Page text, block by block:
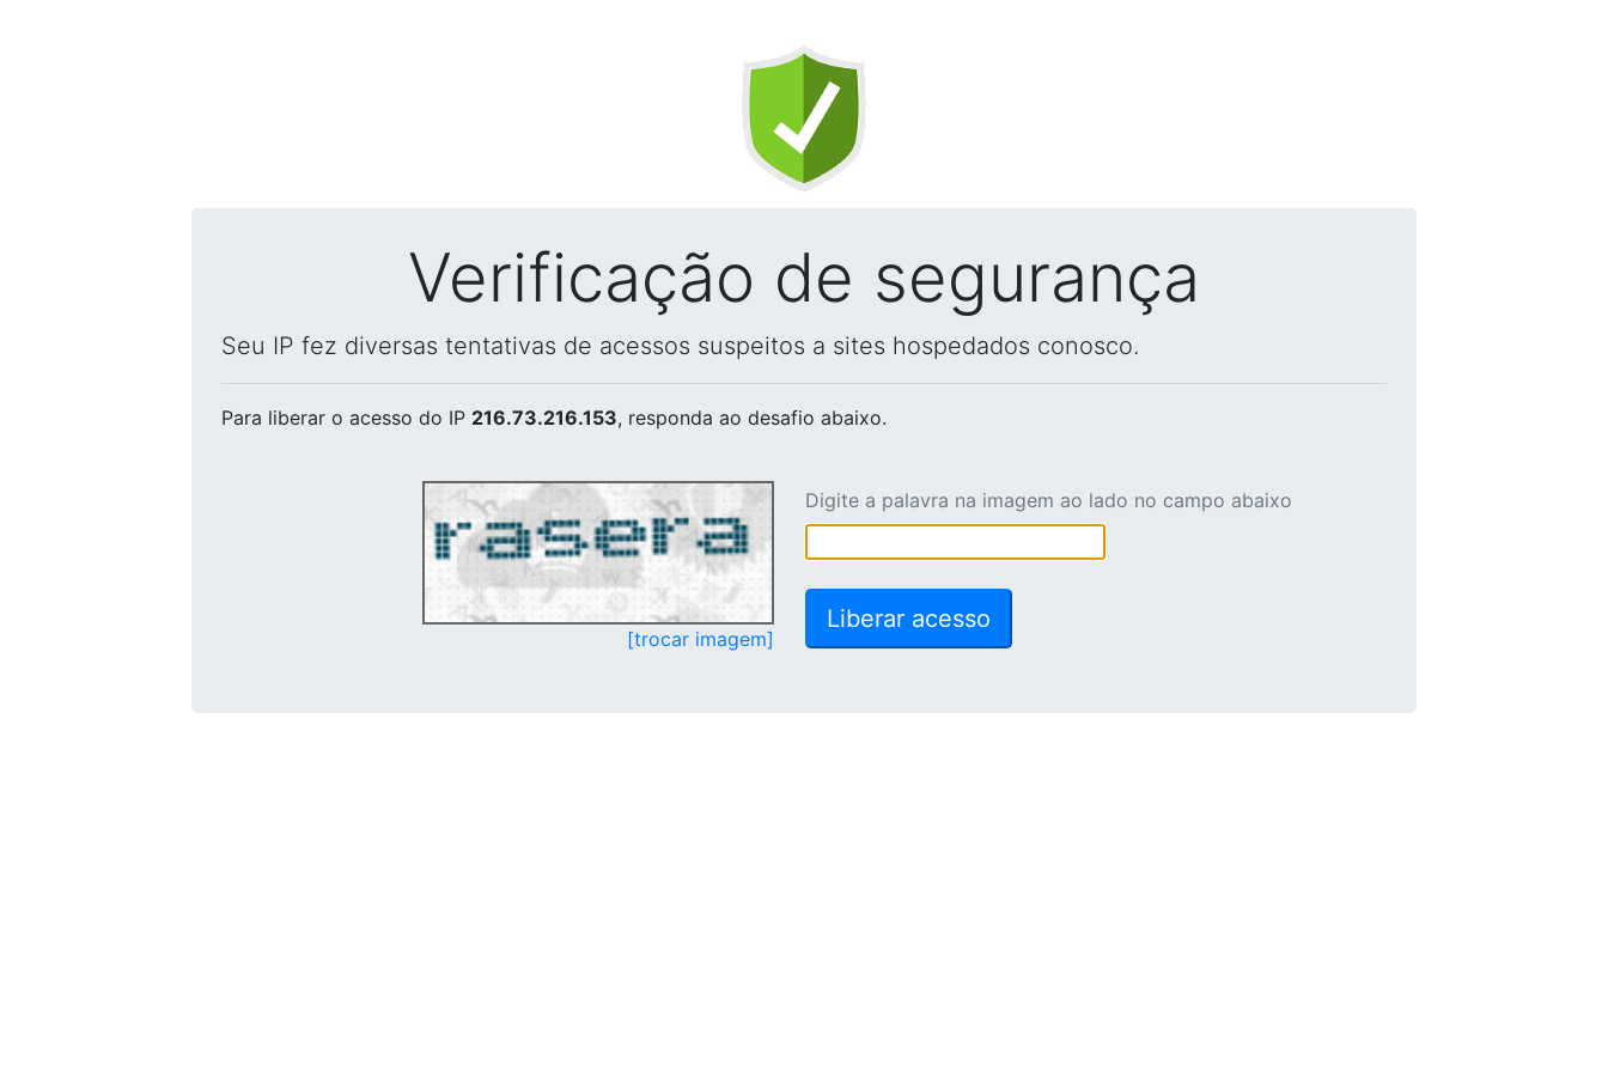
Verificação de segurança
Seu IP fez diversas tentativas de acessos suspeitos a sites hospedados conosco.
Para liberar o acesso do IP 216.73.216.153, responda ao desafio abaixo.
[trocar imagem]
Digite a palavra na imagem ao lado no campo abaixo